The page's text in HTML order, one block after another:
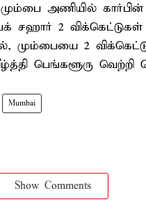
அணியில் கார்பின்
சஹார் 2 விக்கெட்டுகள்
மும்பையை 2
பெங்களூரு வெற்றி
Mumbai
Show Comments